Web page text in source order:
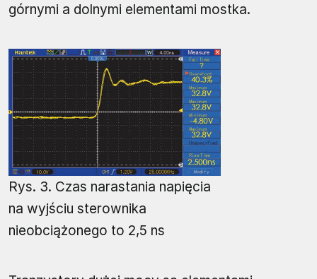
górnymi a dolnymi elementami mostka.
Rys. 3. Czas narastania napięcia
na wyjściu sterownika
nieobciążonego to 2,5 ns